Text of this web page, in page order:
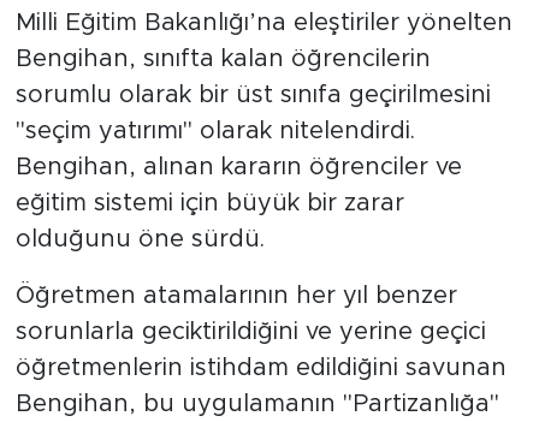
Milli Eğitim Bakanlığı’na eleştiriler yönelten
Bengihan, sınıfta kalan öğrencilerin
sorumlu olarak bir üst sınıfa geçirilmesini
"seçim yatırımı" olarak nitelendirdi.
Bengihan, alınan kararın öğrenciler ve
eğitim sistemi için büyük bir zarar
olduğunu öne sürdü.
Öğretmen atamalarının her yıl benzer
sorunlarla geciktirildiğini ve yerine geçici
öğretmenlerin istihdam edildiğini savunan
Bengihan, bu uygulamanın "Partizanlığa"